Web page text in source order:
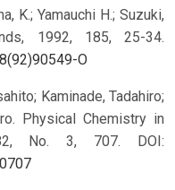
K.; Yamauchi H.; Suzuki,
1992, 185, 25-34.
O
Kaminade, Tadahiro;
Physical Chemistry in
82, No. 3, 707. DOI: